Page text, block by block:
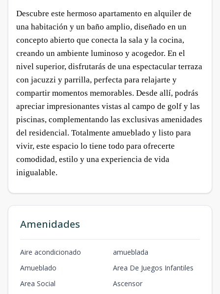
Descubre este hermoso apartamento en alquiler de
una habitación y un baño amplio, diseñado en un
concepto abierto que conecta la sala y la cocina,
creando un ambiente luminoso y acogedor. En el
nivel superior, disfrutarás de una espectacular terraza
con jacuzzi y parrilla, perfecta para relajarte y
compartir momentos memorables. Desde allí, podrás
apreciar impresionantes vistas al campo de golf y las
piscinas, complementando las exclusivas amenidades
del residencial. Totalmente amueblado y listo para
vivir, este espacio lo tiene todo para ofrecerte
comodidad, estilo y una experiencia de vida
inigualable.
Amenidades
Aire acondicionado
amueblada
Amueblado
Area De Juegos Infantiles
Area Social
Ascensor